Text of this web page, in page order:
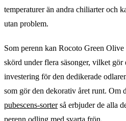
temperaturer än andra chiliarter och
utan problem.
Som perenn kan Rocoto Green
skörd under flera säsonger, vilket
investering för den dedikerade
som gör den dekorativ året runt. Om
pubescens-sorterså erbjuder de alla
perenn odling med svarta frön.